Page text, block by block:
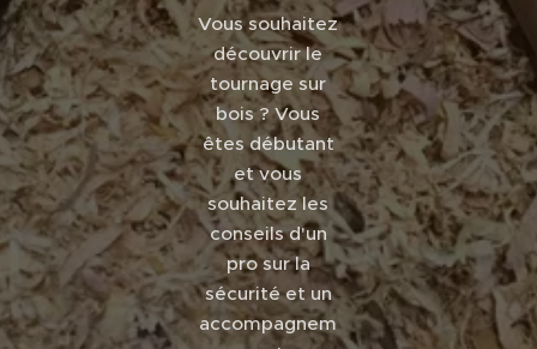
Vous souhaitez
découvrir le
tournage sur
bois ? Vous
êtes débutant
et vous
souhaitez les
conseils d'un
pro sur la
sécurité et un
accompagnem